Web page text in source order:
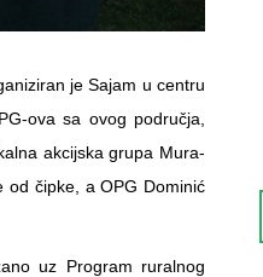
je Sajam u centru
ova sa ovog područja,
akcijska grupa Mura-
od čipke, a OPG Dominić
uz Program ruralnog